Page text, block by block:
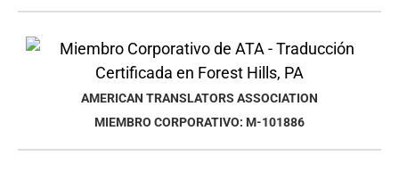
AMERICAN TRANSLATORS ASSOCIATION
MIEMBRO CORPORATIVO: M-101886